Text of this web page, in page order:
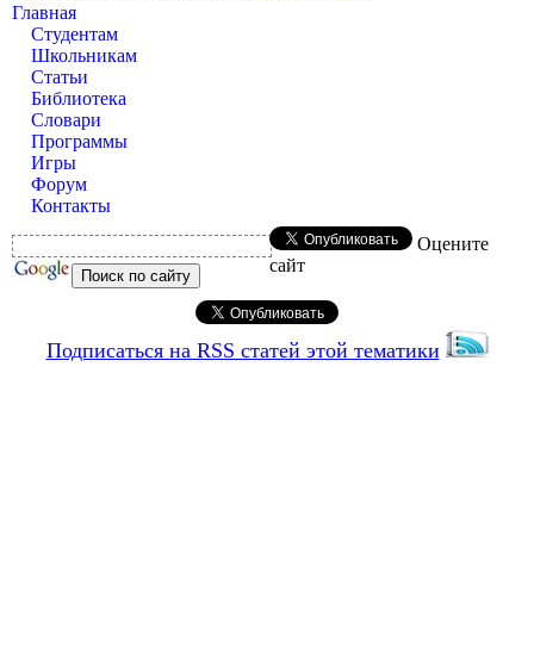
Главная
Студентам
Школьникам
Статьи
Библиотека
Словари
Программы
Игры
Форум
Контакты
Оцените
сайт
Подписаться на RSS статей этой тематики